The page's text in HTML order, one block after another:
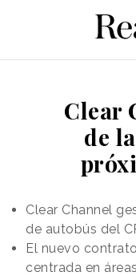
Clear
de
Clear Channel
de autobús del
El nuevo
centrada en